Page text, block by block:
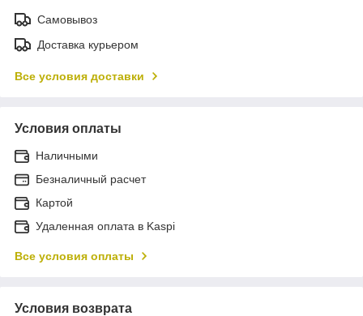
Самовывоз
Доставка курьером
Все условия доставки
Условия оплаты
Наличными
Безналичный расчет
Картой
Удаленная оплата в Kaspi
Все условия оплаты
Условия возврата